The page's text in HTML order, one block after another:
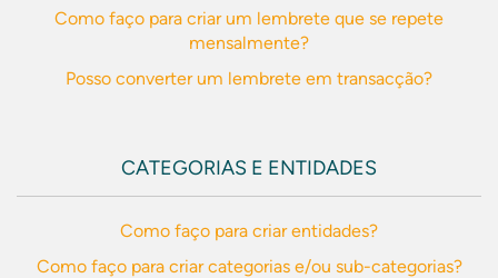
Como faço para criar um lembrete que se repete
mensalmente?
Posso converter um lembrete em transacção?
CATEGORIAS E ENTIDADES
Como faço para criar entidades?
Como faço para criar categorias e/ou sub-categorias?